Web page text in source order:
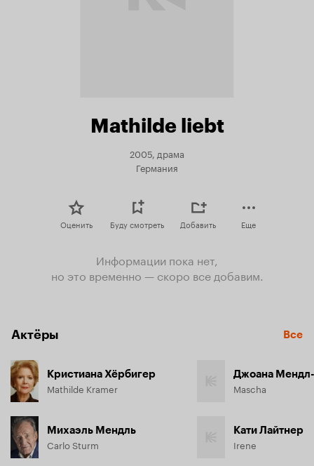
Mathilde liebt
2005, драма
Германия
Оценить Буду смотреть Добавить Еще
Информации пока нет,
но это временно — скоро все добавим.
Актёры Все
Кристиана Хёрбигер
Mathilde Kramer
Михаэль Мендль
Carlo Sturm
Джоана
Mascha
Кати Лайтнер
Irene